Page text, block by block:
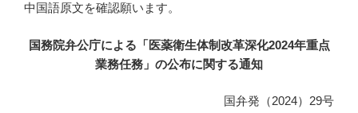
中国語原文を確認願います。
国務院弁公庁による「医薬衛生体制改革深化2024年重点
業務任務」の公布に関する通知
国弁発（2024）29号